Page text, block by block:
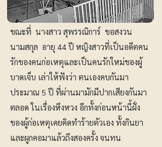
ขณะที่ นางสาว สุพรรณิการ์ ขอสงวน
นามสกุล อายุ 44 ปี หญิงสาวที่เป็นอดีตคน
รักของคนก่อเหตุและเป็นคนรักใหม่ของผู้
บาดเจ็บ เล่าให้ฟังว่า ตนเองคบกันมา
ประมาณ 5 ปี ที่ผ่านมามักมีปากเสียงกันมา
ตลอด ในเรื่องหึงหวง อีกทั้งก่อนหน้านี้ฝั่ง
ของผู้ก่อเหตุเคยคิดทำร้ายตัวเอง ทั้งกินยา
และผูกคอมาแล้วถึงสองครั้ง จนทน